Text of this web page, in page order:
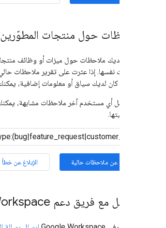
الملاحظات حول منتجات المطوّرين
إذا كانت لديك ملاحظات حول ميزات أو وظائف
الملاحظات نفسها. إذا عثرت على تقرير ملاحظات
أهمية. إذا كان لديك سياق أو معلومات إضافية،
إذا لم يرسل أي مستخدم آخر ملاحظات مشابهة،
سبب أهميتها.
البحث عن ملاحظات حالية الإبلاغ عن خطأ
التواصل مع فريق دعم Google Workspace